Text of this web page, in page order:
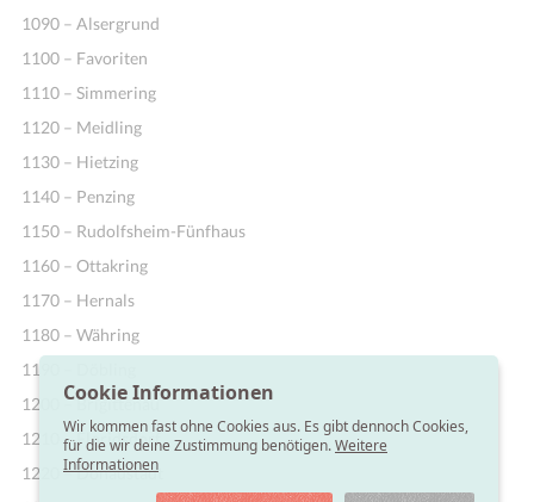
1090 – Alsergrund
1100 – Favoriten
1110 – Simmering
1120 – Meidling
1130 – Hietzing
1140 – Penzing
1150 – Rudolfsheim-Fünfhaus
1160 – Ottakring
1170 – Hernals
1180 – Währing
1190 – Döbling
1200 – Brigittenau
1210 – Floridsdorf
1220 – Donaustadt
Cookie Informationen
Wir kommen fast ohne Cookies aus. Es gibt dennoch Cookies,
für die wir deine Zustimmung benötigen.Weitere
Informationen